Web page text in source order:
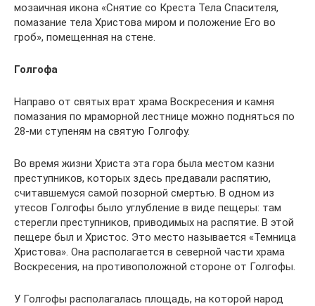
мозаичная икона «Снятие со Креста Тела Спасителя,
помазание тела Христова миром и положение Его во
гроб», помещенная на стене.
Голгофа
Направо от святых врат храма Воскресения и камня
помазания по мраморной лестнице можно подняться по
28-ми ступеням на святую Голгофу.
Во время жизни Христа эта гора была местом казни
преступников, которых здесь предавали распятию,
считавшемуся самой позорной смертью. В одном из
утесов Голгофы было углубление в виде пещеры: там
стерегли преступников, приводимых на распятие. В этой
пещере был и Христос. Это место называется «Темница
Христова». Она располагается в северной части храма
Воскресения, на противоположной стороне от Голгофы.
У Голгофы располагалась площадь, на которой народ